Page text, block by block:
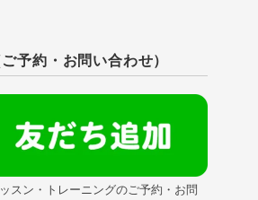
予約・お問い合わせ）
スン・トレーニングのご予約・お問